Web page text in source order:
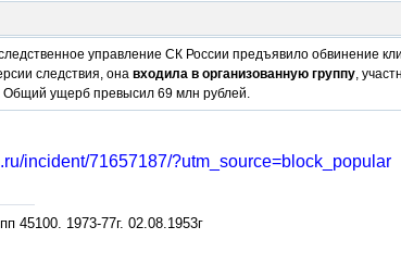
управление СК России предъявило обвинение
следствия, она входила в организованную группу,
ущерб превысил 69 млн рублей.
incident/71657187/?utm_source=block_popular
45100. 1973-77г. 02.08.1953г